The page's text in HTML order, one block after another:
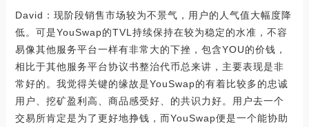
David：现阶段销售市场较为不景气，用户的人气值大幅度降
低。可是YouSwap的TVL持续保持在较为稳定的水准，不容
易像其他服务平台一样有非常大的下挫，包含YOU的价钱，
相比于其他服务平台协议书整治代币总来讲，主要表现是非
常好的。我觉得关键的缘故是YouSwap的有着比较多的忠诚
用户、挖矿盈利高、商品感受好、的共识力好。用户去一个
交易所肯定是为了更好地挣钱，而YouSwap便是一个能协助